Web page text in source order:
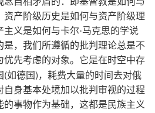
产阶级历史是如何与资产阶级理
义是如何与卡尔·马克思的学说
是，我们所遵循的批判理论总是不
优先考虑的对象。它是在时空中存
(如德国)，耗费大量的时间去对俄
自身基本处境加以批判审视的过程
事物作为基础，这都是民族主义